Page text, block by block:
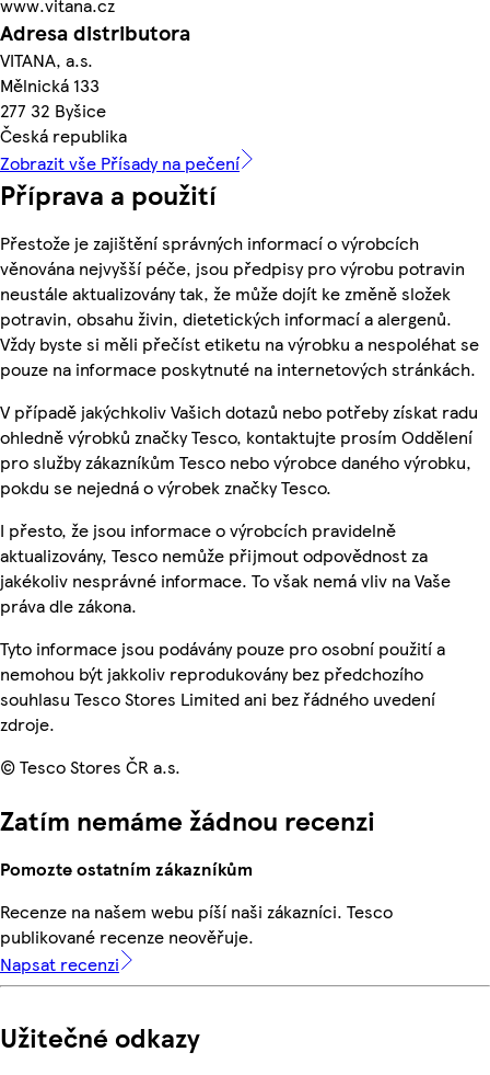
Adresa distributora
VITANA, a.s.
Mělnická 133
277 32 Byšice
Česká republika
Zobrazit vše Přísady na pečení
Příprava a použití
Přestože je zajištění správných informací o výrobcích
věnována nejvyšší péče, jsou předpisy pro výrobu potravin
neustále aktualizovány tak, že může dojít ke změně složek
potravin, obsahu živin, dietetických informací a alergenů.
Vždy byste si měli přečíst etiketu na výrobku a nespoléhat se
pouze na informace poskytnuté na internetových stránkách.
V případě jakýchkoliv Vašich dotazů nebo potřeby získat radu
ohledně výrobků značky Tesco, kontaktujte prosím Oddělení
pro služby zákazníkům Tesco nebo výrobce daného výrobku,
pokdu se nejedná o výrobek značky Tesco.
I přesto, že jsou informace o výrobcích pravidelně
aktualizovány, Tesco nemůže přijmout odpovědnost za
jakékoliv nesprávné informace. To však nemá vliv na Vaše
práva dle zákona.
Tyto informace jsou podávány pouze pro osobní použití a
nemohou být jakkoliv reprodukovány bez předchozího
souhlasu Tesco Stores Limited ani bez řádného uvedení
zdroje.
© Tesco Stores ČR a.s.
Zatím nemáme žádnou recenzi
Pomozte ostatním zákazníkům
Recenze na našem webu píší naši zákazníci. Tesco
publikované recenze neověřuje.
Napsat recenzi
Užitečné odkazy